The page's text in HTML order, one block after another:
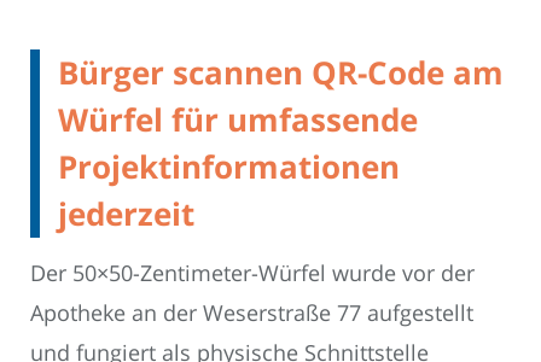
Bürger scannen QR-Code am
Würfel für umfassende
Projektinformationen
jederzeit
Der 50×50-Zentimeter-Würfel wurde vor der
Apotheke an der Weserstraße 77 aufgestellt
und fungiert als physische Schnittstelle